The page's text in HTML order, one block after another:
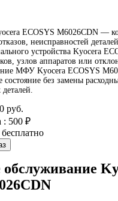
ECOSYS M6026CDN —
неисправностей деталей
устройства Kyocera
узлов аппаратов или
МФУ Kyocera ECOSYS
состояние без замены
руб.
: 500 ₽
обслуживание